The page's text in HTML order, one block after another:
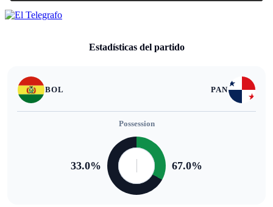
Estadísticas del partido
BOL PAN
Possession
33.0% 67.0%